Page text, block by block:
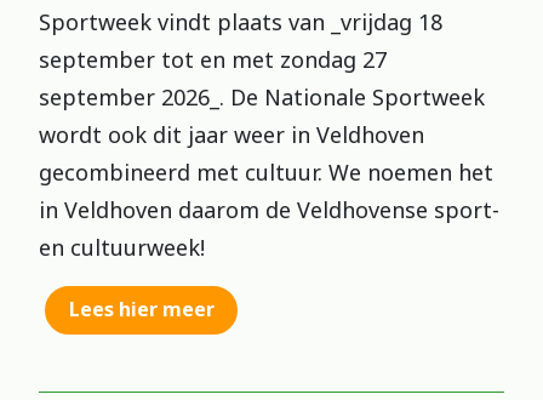
Sportweek vindt plaats van _vrijdag 18
september tot en met zondag 27
september 2026_. De Nationale Sportweek
wordt ook dit jaar weer in Veldhoven
gecombineerd met cultuur. We noemen het
in Veldhoven daarom de Veldhovense sport-
en cultuurweek!
Lees hier meer